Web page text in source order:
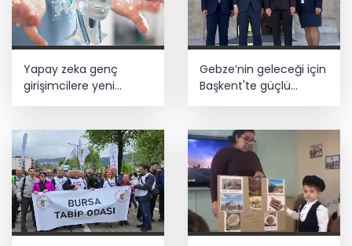
Yapay zeka genç
girişimcilere yeni
kapılar açıyor
Gebze’nin geleceği için
Başkent'te güçlü
temaslar